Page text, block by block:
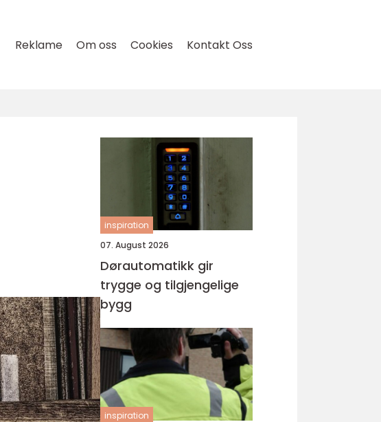
Reklame Om oss Cookies Kontakt Oss
inspiration
07. August 2026
Dørautomatikk gir
trygge og tilgjengelige
bygg
inspiration